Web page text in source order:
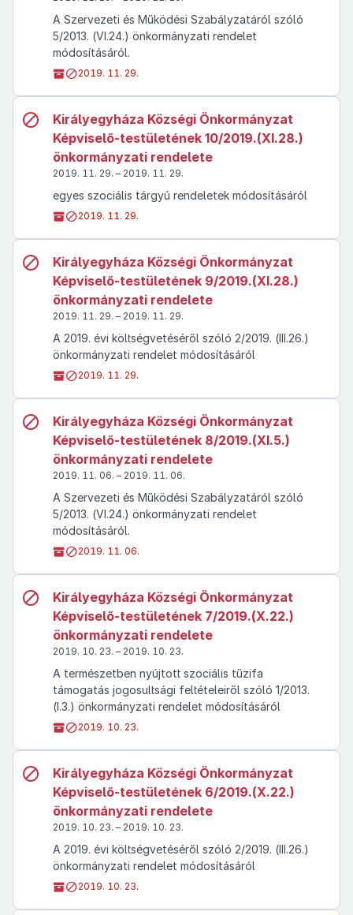
A Szervezeti és Működési Szabályzatáról szóló
5/2013. (VI.24.) önkormányzati rendelet
módosításáról.
2019. 11. 29.
Királyegyháza Községi Önkormányzat
Képviselő-testületének 10/2019.(XI.28.)
önkormányzati rendelete
2019. 11. 29. – 2019. 11. 29.
egyes szociális tárgyú rendeletek módosításáról
2019. 11. 29.
Királyegyháza Községi Önkormányzat
Képviselő-testületének 9/2019.(XI.28.)
önkormányzati rendelete
2019. 11. 29. – 2019. 11. 29.
A 2019. évi költségvetéséről szóló 2/2019. (III.26.)
önkormányzati rendelet módosításáról
2019. 11. 29.
Királyegyháza Községi Önkormányzat
Képviselő-testületének 8/2019.(XI.5.)
önkormányzati rendelete
2019. 11. 06. – 2019. 11. 06.
A Szervezeti és Működési Szabályzatáról szóló
5/2013. (VI.24.) önkormányzati rendelet
módosításáról.
2019. 11. 06.
Királyegyháza Községi Önkormányzat
Képviselő-testületének 7/2019.(X.22.)
önkormányzati rendelete
2019. 10. 23. – 2019. 10. 23.
A természetben nyújtott szociális tűzifa
támogatás jogosultsági feltételeiről szóló 1/2013.
(I.3.) önkormányzati rendelet módosításáról
2019. 10. 23.
Királyegyháza Községi Önkormányzat
Képviselő-testületének 6/2019.(X.22.)
önkormányzati rendelete
2019. 10. 23. – 2019. 10. 23.
A 2019. évi költségvetéséről szóló 2/2019. (III.26.)
önkormányzati rendelet módosításáról
2019. 10. 23.